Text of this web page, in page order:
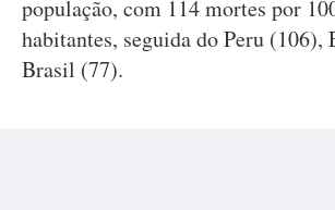
população, com 114 mortes por
habitantes, seguida do Peru (106),
Brasil (77).